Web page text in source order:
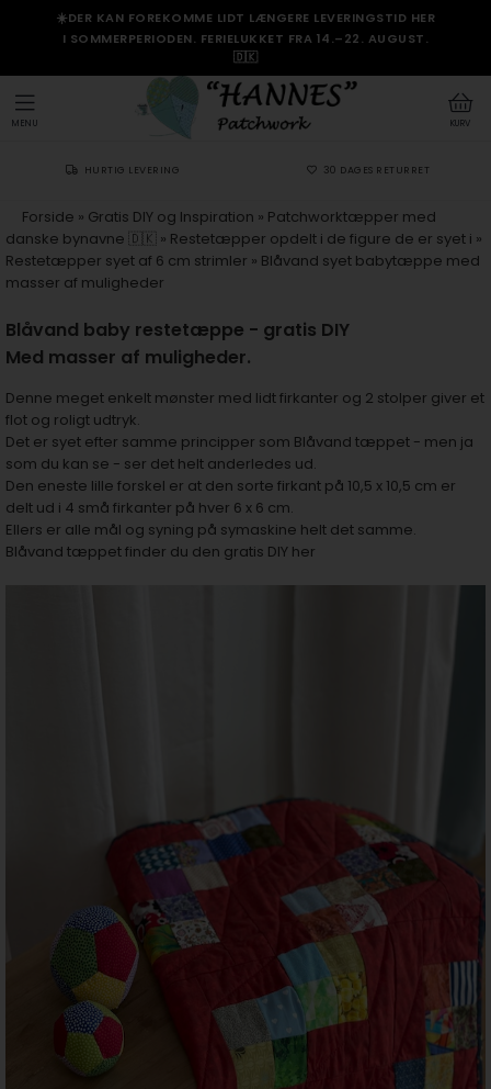
☀️DER KAN FOREKOMME LIDT LÆNGERE LEVERINGSTID HER
I SOMMERPERIODEN. FERIELUKKET FRA 14.–22. AUGUST.
🇩🇰
KURV
MENU
HURTIG LEVERING 30 DAGES RETURRET
Forside » Gratis DIY og Inspiration » Patchworktæpper med
danske bynavne 🇩🇰 » Restetæpper opdelt i de figure de er syet i »
Restetæpper syet af 6 cm strimler » Blåvand syet babytæppe med
masser af muligheder
Blåvand baby restetæppe - gratis DIY
Med masser af muligheder.
Denne meget enkelt mønster med lidt firkanter og 2 stolper giver et
flot og roligt udtryk.
Det er syet efter samme principper som Blåvand tæppet - men ja
som du kan se - ser det helt anderledes ud.
Den eneste lille forskel er at den sorte firkant på 10,5 x 10,5 cm er
delt ud i 4 små firkanter på hver 6 x 6 cm.
Ellers er alle mål og syning på symaskine helt det samme.
Blåvand tæppet finder du den gratis DIY her